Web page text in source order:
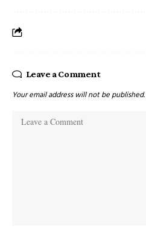
Leave a Comment
Your email address will not be published.